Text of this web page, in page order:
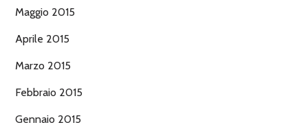
Maggio 2015
Aprile 2015
Marzo 2015
Febbraio 2015
Gennaio 2015